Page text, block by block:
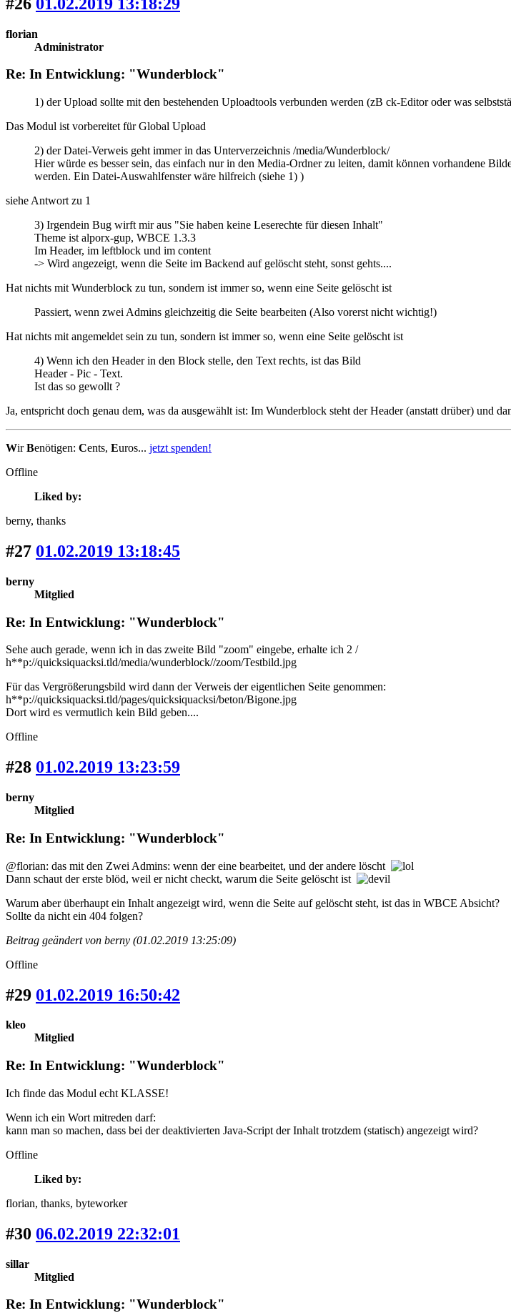
florian
Administrator
Re: In Entwicklung: "Wunderblock"
1) der Upload sollte mit den bestehenden Uploadtools verbunden werden (zB ck-Editor oder was
Das Modul ist vorbereitet für Global Upload
2) der Datei-Verweis geht immer in das Unterverzeichnis /media/Wunderblock/
Hier würde es besser sein, das einfach nur in den Media-Ordner zu leiten, damit können vorhandene
werden. Ein Datei-Auswahlfenster wäre hilfreich (siehe 1) )
siehe Antwort zu 1
3) Irgendein Bug wirft mir aus "Sie haben keine Leserechte für diesen Inhalt"
Theme ist alporx-gup, WBCE 1.3.3
Im Header, im leftblock und im content
-> Wird angezeigt, wenn die Seite im Backend auf gelöscht steht, sonst gehts....
Hat nichts mit Wunderblock zu tun, sondern ist immer so, wenn eine Seite gelöscht ist
Passiert, wenn zwei Admins gleichzeitig die Seite bearbeiten (Also vorerst nicht wichtig!)
Hat nichts mit angemeldet sein zu tun, sondern ist immer so, wenn eine Seite gelöscht ist
4) Wenn ich den Header in den Block stelle, den Text rechts, ist das Bild
Header - Pic - Text.
Ist das so gewollt ?
Ja, entspricht doch genau dem, was da ausgewählt ist: Im Wunderblock steht der Header (anstatt drüber) und
WirBenötigen: Cents, Euros... jetzt spenden!
Offline
Liked by:
berny, thanks
#27 01.02.2019 13:18:45
berny
Mitglied
Re: In Entwicklung: "Wunderblock"
Sehe auch gerade, wenn ich in das zweite Bild "zoom" eingebe, erhalte ich 2 /
h**p://quicksiquacksi.tld/media/wunderblock//zoom/Testbild.jpg
Für das Vergrößerungsbild wird dann der Verweis der eigentlichen Seite genommen:
h**p://quicksiquacksi.tld/pages/quicksiquacksi/beton/Bigone.jpg
Dort wird es vermutlich kein Bild geben....
Offline
#28 01.02.2019 13:23:59
berny
Mitglied
Re: In Entwicklung: "Wunderblock"
@florian: das mit den Zwei Admins: wenn der eine bearbeitet, und der andere löscht
Dann schaut der erste blöd, weil er nicht checkt, warum die Seite gelöscht ist
Warum aber überhaupt ein Inhalt angezeigt wird, wenn die Seite auf gelöscht steht, ist das in WBCE Absicht?
Sollte da nicht ein 404 folgen?
Beitrag geändert von berny (01.02.2019 13:25:09)
Offline
#29 01.02.2019 16:50:42
kleo
Mitglied
Re: In Entwicklung: "Wunderblock"
Ich finde das Modul echt KLASSE!
Wenn ich ein Wort mitreden darf:
kann man so machen, dass bei der deaktivierten Java-Script der Inhalt trotzdem (statisch) angezeigt wird?
Offline
Liked by:
florian, thanks, byteworker
#30 06.02.2019 22:32:01
sillar
Mitglied
Re: In Entwicklung: "Wunderblock"